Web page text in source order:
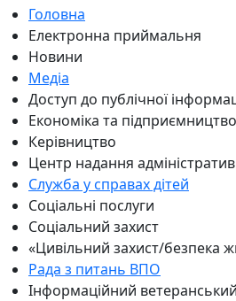
Головна
Електронна приймальня
Новини
Медіа
Доступ до публічної
Економіка та підприємництво
Керівництво
Центр надання
Служба у справах дітей
Соціальні послуги
Соціальний захист
«Цивільний захист/безпека
Рада з питань ВПО
Інформаційний